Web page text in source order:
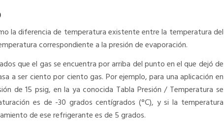
la diferencia de temperatura existente entre la temperatura del
correspondiente a la presión de evaporación.
que el gas se encuentra por arriba del punto en el que dejó de
a ser ciento por ciento gas. Por ejemplo, para una aplicación en
de 15 psig, en la ya conocida Tabla Presión / Temperatura se
es de -30 grados centígrados (°C), y si la temperatura
de ese refrigerante es de 5 grados.